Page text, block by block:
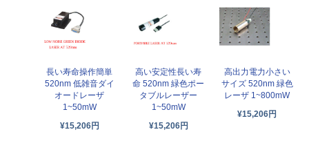
長い寿命操作簡単
520nm 低雑音ダイ
オードレーザ
1~50mW
¥15,206円
高い安定性長い寿
命 520nm 緑色ポー
タブルレーザー
1~50mW
¥15,206円
高出力電力小さい
サイズ 520nm 緑色
レーザ 1~800mW
¥15,206円